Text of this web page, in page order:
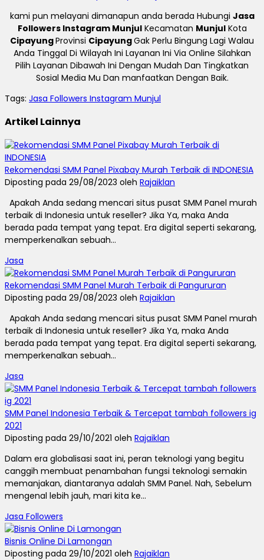
kami pun melayani dimanapun anda berada Hubungi Jasa
Followers Instagram MunjulKecamatan MunjulKota
CipayungProvinsi CipayungGak Perlu Bingung Lagi Walau
Anda Tinggal Di Wilayah Ini Layanan Ini Via Online Silahkan
Pilih Layanan Dibawah Ini Dengan Mudah Dan Tingkatkan
Sosial Media Mu Dan manfaatkan Dengan Baik.
Tags: Jasa Followers Instagram Munjul
Artikel Lainnya
Rekomendasi SMM Panel Pixabay Murah Terbaik di INDONESIA
Diposting pada 29/08/2023 oleh Rajaiklan
Apakah Anda sedang mencari situs pusat SMM Panel murah
terbaik di Indonesia untuk reseller? Jika Ya, maka Anda
berada pada tempat yang tepat. Era digital seperti sekarang,
memperkenalkan sebuah...
Jasa
Rekomendasi SMM Panel Murah Terbaik di Pangururan
Diposting pada 29/08/2023 oleh Rajaiklan
Apakah Anda sedang mencari situs pusat SMM Panel murah
terbaik di Indonesia untuk reseller? Jika Ya, maka Anda
berada pada tempat yang tepat. Era digital seperti sekarang,
memperkenalkan sebuah...
Jasa
SMM Panel Indonesia Terbaik & Tercepat tambah followers ig
2021
Diposting pada 29/10/2021 oleh Rajaiklan
Dalam era globalisasi saat ini, peran teknologi yang begitu
canggih membuat penambahan fungsi teknologi semakin
memanjakan, diantaranya adalah SMM Panel. Nah, Sebelum
mengenal lebih jauh, mari kita ke...
Jasa Followers
Bisnis Online Di Lamongan
Diposting pada 29/10/2021 oleh Rajaiklan